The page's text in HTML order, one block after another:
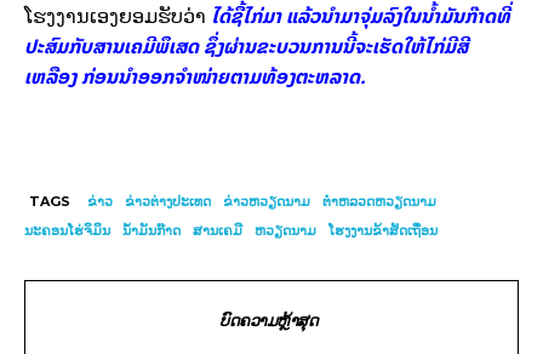
ໂຮງງານເອງຍອມຮັບວ່າ ໄດ້ຊື້ໄກ່ມາ ແລ້ວນຳມາຈຸ່ມລົງໃນນ້ຳມັນກ໊າດທີ່
ປະສົມກັບສານເຄມີພຶເສດ ຊຶ່ງຜ່ານຂະບວນການນີ້ຈະເຮັດໃຫ້ໄກ່ມີສີ
ເຫລືອງ ກ່ອນນຳອອກຈຳໜ່າຍຕາມທ້ອງຕະຫລາດ.
TAGS ຂ່າວ ຂ່າວຕ່າງປະເທດ ຂ່າວຫວຽດນາມ
ຕຳຫລວດຫວຽດນາມ
ນະຄອນໂຮ່ຈິມິນ
ນ້ຳມັນກ໊າດ ສານເຄມີ ຫວຽດນາມ ໂຮງງານຂ້າສັດເຖື່ອນ
ບົດຄວາມຫຼ້າສຸດ